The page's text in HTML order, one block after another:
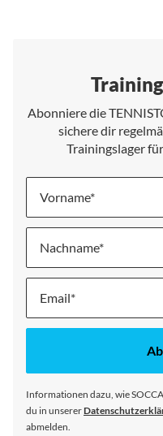
Abonniere die
sichere dir
Trainingslager
Vorname
Nachname
Melde
für
Informationen dazu, wie
du in unserer
abmelden.